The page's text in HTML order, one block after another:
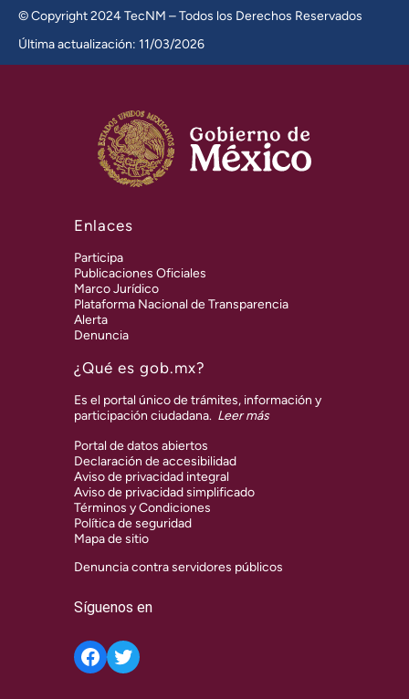
© Copyright 2024 TecNM – Todos los Derechos Reservados
Última actualización: 11/03/2026
Enlaces
Participa
Publicaciones Oficiales
Marco Jurídico
Plataforma Nacional de Transparencia
Alerta
Denuncia
¿Qué es gob.mx?
Es el portal único de trámites, información y
participación ciudadana. Leer más
Portal de datos abiertos
Declaración de accesibilidad
Aviso de privacidad integral
Aviso de privacidad simplificado
Términos y Condiciones
Política de seguridad
Mapa de sitio
Denuncia contra servidores públicos
Síguenos en
Twitter